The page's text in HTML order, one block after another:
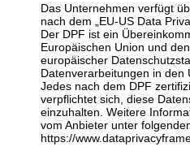
Das Unternehmen verfügt
nach dem „EU-US Data
Der DPF ist ein
Europäischen Union und
europäischer
Datenverarbeitungen in den
Jedes nach dem DPF
verpflichtet sich, diese
einzuhalten. Weitere
vom Anbieter unter
https://